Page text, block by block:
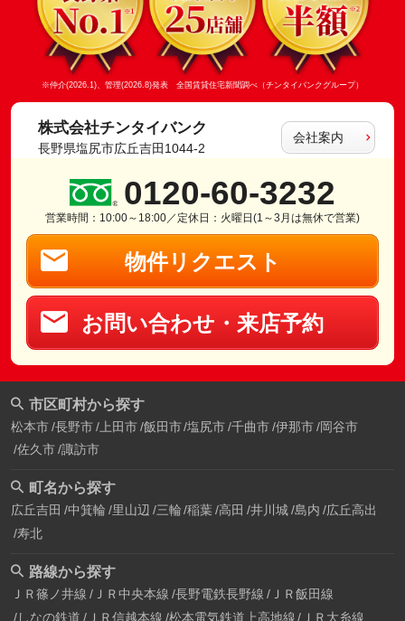
※仲介(2026.1)、管理(2026.8)発表 全国賃貸住宅新聞調べ（チンタイバンクグループ）
株式会社チンタイバンク
長野県塩尻市広丘吉田1044-2
会社案内
0120-60-3232
営業時間：10:00～18:00／定休日：火曜日(1～3月は無休で営業)
物件リクエスト
お問い合わせ・来店予約
市区町村から探す
松本市 長野市 上田市 飯田市 塩尻市 千曲市 伊那市 岡谷市
佐久市 諏訪市
町名から探す
広丘吉田 中箕輪 里山辺 三輪 稲葉 高田 井川城 島内 広丘高出
寿北
路線から探す
ＪＲ篠ノ井線 ＪＲ中央本線 長野電鉄長野線 ＪＲ飯田線
しなの鉄道 ＪＲ信越本線 松本電気鉄道上高地線
ＪＲ大糸線